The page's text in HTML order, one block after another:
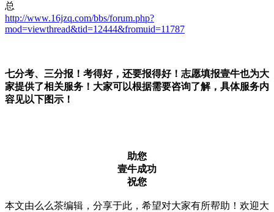
总
http://www.16jzq.com/bbs/forum.php?
mod=viewthread&tid=12444&fromuid=11787
七分考、三分报！考得好，还要报得好！志愿填报壹牛也为大
家提供了相关服务！大家可以根据需要咨询了解，具体服务内
容见以下图示！
助您
壹牛成功
祝您
本文由么么茶编辑，分享于此，希望对大家有所帮助！欢迎大